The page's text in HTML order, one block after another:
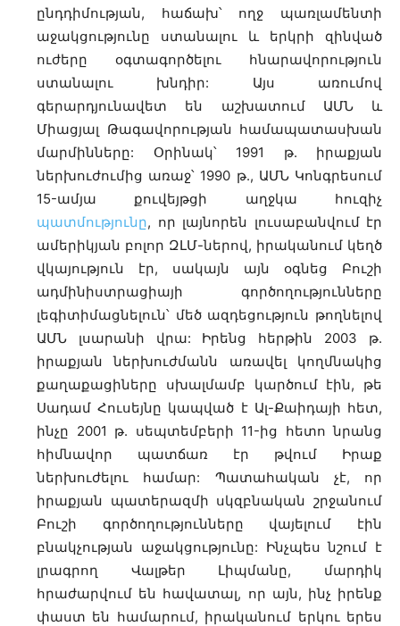
ընդդիմության, հաճախ՝ ողջ պառլամենտի
աջակցությունը ստանալու և երկրի զինված
ուժերը օգտագործելու հնարավորություն
ստանալու խնդիր: Այս առումով
գերարդյունավետ են աշխատում ԱՄՆ և
Միացյալ Թագավորության համապատասխան
մարմինները: Օրինակ՝ 1991 թ. իրաքյան
ներխուժումից առաջ՝ 1990 թ., ԱՄՆ Կոնգրեսում
15-ամյա քուվեյթցի աղջկա հուզիչ
պատմությունը, որ լայնորեն լուսաբանվում էր
ամերիկյան բոլոր ԶԼՄ-ներով, իրականում կեղծ
վկայություն էր, սակայն այն օգնեց Բուշի
ադմինիստրացիայի գործողությունները
լեգիտիմացնելուն՝ մեծ ազդեցություն թողնելով
ԱՄՆ լսարանի վրա: Իրենց հերթին 2003 թ.
իրաքյան ներխուժմանն առավել կողմնակից
քաղաքացիները սխալմամբ կարծում էին, թե
Սադամ Հուսեյնը կապված է Ալ-Քաիդայի հետ,
ինչը 2001 թ. սեպտեմբերի 11-ից հետո նրանց
հիմնավոր պատճառ էր թվում Իրաք
ներխուժելու համար: Պատահական չէ, որ
իրաքյան պատերազմի սկզբնական շրջանում
Բուշի գործողությունները վայելում էին
բնակչության աջակցությունը: Ինչպես նշում է
լրագրող Վալթեր Լիպմանը, մարդիկ
հրաժարվում են հավատալ, որ այն, ինչ իրենք
փաստ են համարում, իրականում երկու երես